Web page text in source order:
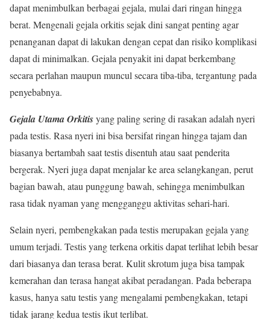
dapat menimbulkan berbagai gejala, mulai dari ringan hingga
berat. Mengenali gejala orkitis sejak dini sangat penting agar
penanganan dapat di lakukan dengan cepat dan risiko komplikasi
dapat di minimalkan. Gejala penyakit ini dapat berkembang
secara perlahan maupun muncul secara tiba-tiba, tergantung pada
penyebabnya.
Gejala Utama Orkitisyang paling sering di rasakan adalah nyeri
pada testis. Rasa nyeri ini bisa bersifat ringan hingga tajam dan
biasanya bertambah saat testis disentuh atau saat penderita
bergerak. Nyeri juga dapat menjalar ke area selangkangan, perut
bagian bawah, atau punggung bawah, sehingga menimbulkan
rasa tidak nyaman yang mengganggu aktivitas sehari-hari.
Selain nyeri, pembengkakan pada testis merupakan gejala yang
umum terjadi. Testis yang terkena orkitis dapat terlihat lebih besar
dari biasanya dan terasa berat. Kulit skrotum juga bisa tampak
kemerahan dan terasa hangat akibat peradangan. Pada beberapa
kasus, hanya satu testis yang mengalami pembengkakan, tetapi
tidak jarang kedua testis ikut terlibat.